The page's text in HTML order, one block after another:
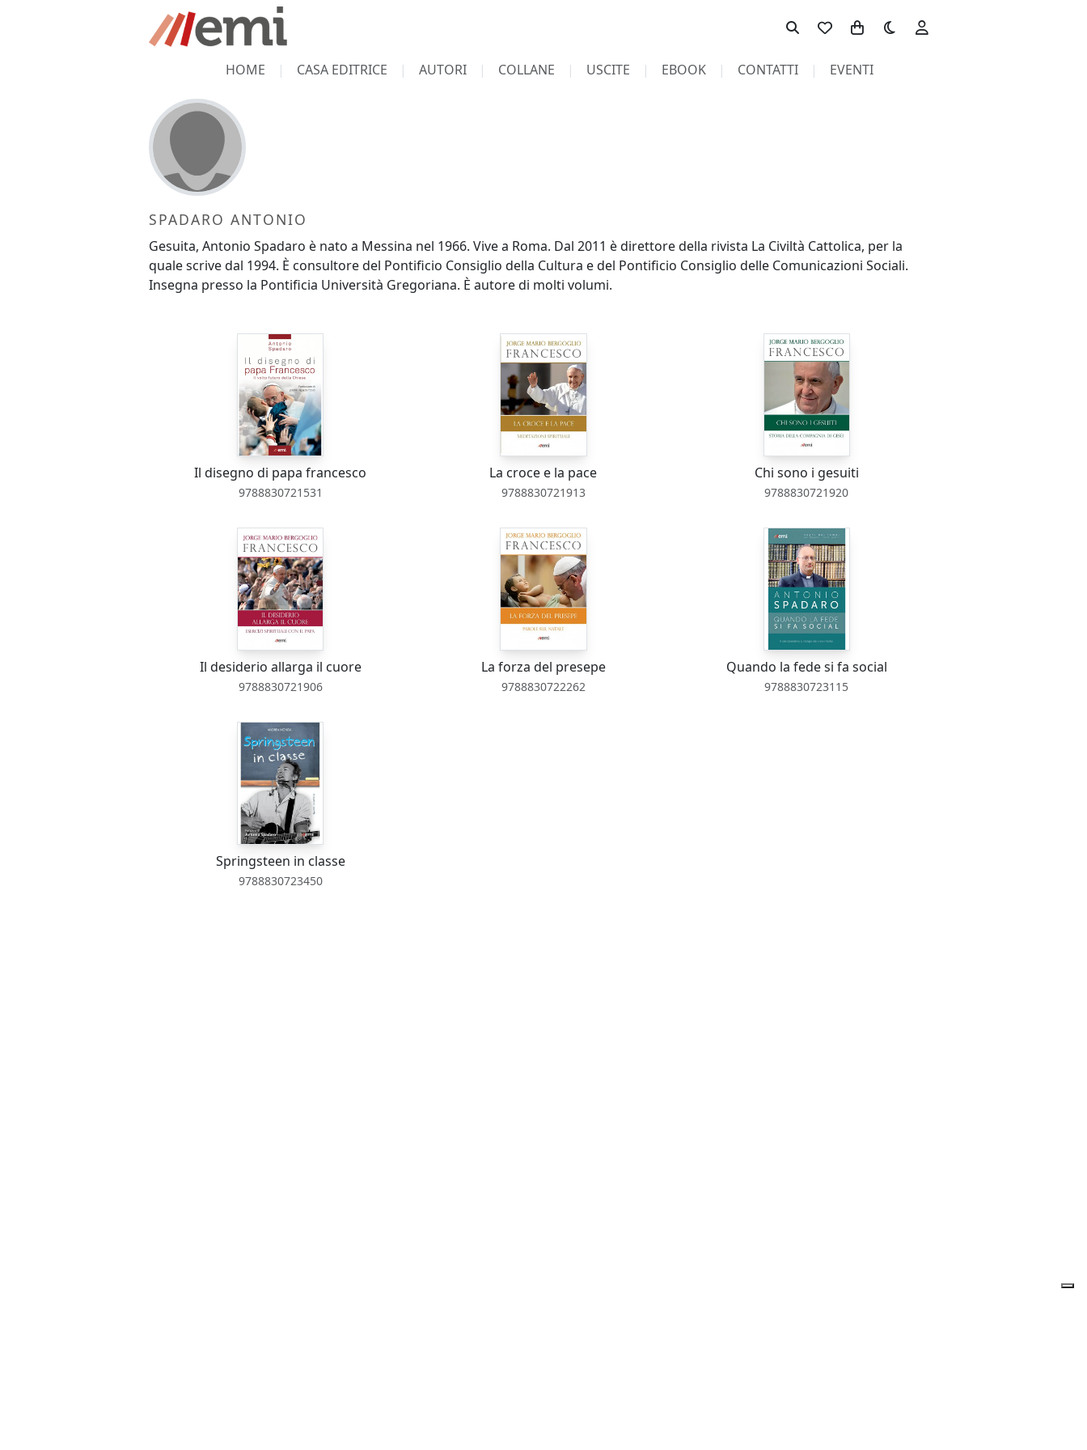
Toggle theme
HOME CASA EDITRICE AUTORI COLLANE USCITE EBOOK CONTATTI EVENTI
SPADARO ANTONIO
Gesuita, Antonio Spadaro è nato a Messina nel 1966. Vive a Roma. Dal 2011 è direttore della rivista La Civiltà Cattolica, per la
quale scrive dal 1994. È consultore del Pontificio Consiglio della Cultura e del Pontificio Consiglio delle Comunicazioni Sociali.
Insegna presso la Pontificia Università Gregoriana. È autore di molti volumi.
Il disegno di papa francesco
9788830721531
La croce e la pace
9788830721913
Chi sono i gesuiti
9788830721920
Il desiderio allarga il cuore
9788830721906
La forza del presepe
9788830722262
Quando la fede si fa social
9788830723115
Springsteen in classe
9788830723450